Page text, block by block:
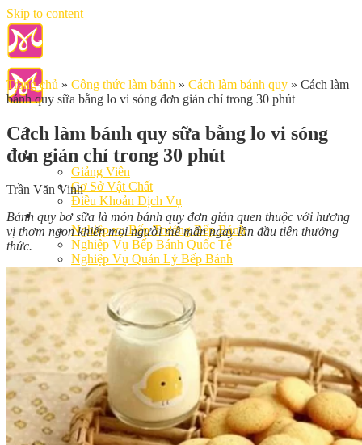
Skip to content
Giới Thiệu
Giảng Viên
Cơ Sở Vật Chất
Điều Khoản Dịch Vụ
Học Làm Bánh
Nghiệp vụ Bếp Trưởng Bếp Bánh
Nghiệp Vụ Bếp Bánh Quốc Tế
Nghiệp Vụ Quản Lý Bếp Bánh
Khóa Học Bánh Mì Nâng Cao
Nghiệp Vụ Bánh Kem
Khóa Học Làm Bánh Việt
Khóa Học Làm Bánh Nhật
Khóa Học Bánh Đài Loan
Học Làm Bánh Ngắn Hạn
Khóa Học Bánh Kinh Doanh
Khóa Học Handmade Mini Cake
Master Class
Chuyên Đề
Khai Giảng
Lịch học – Lịch thi
Trang chủ » Công thức làm bánh » Cách làm bánh quy » Cách làm
bánh quy sữa bằng lo vi sóng đơn giản chỉ trong 30 phút
Cách làm bánh quy sữa bằng lo vi sóng
đơn giản chỉ trong 30 phút
Trần Văn Vinh
Bánh quy bơ sữa là món bánh quy đơn giản quen thuộc với hương
vị thơm ngon khiến mọi người mê mẩn ngay lần đầu tiên thưởng
thức.